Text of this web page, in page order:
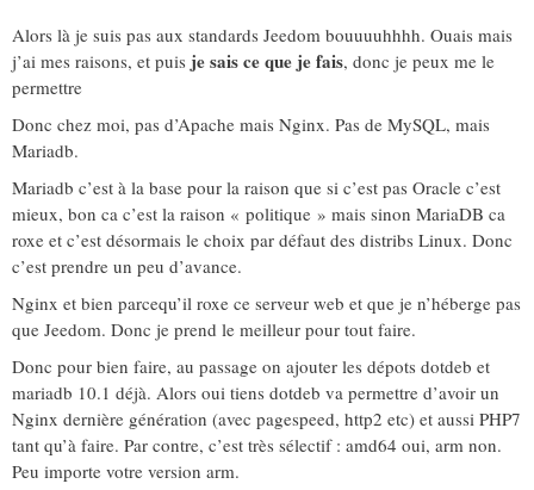
Alors là je suis pas aux standards Jeedom bouuuuhhhh. Ouais mais
j’ai mes raisons, et puis je sais ce que je fais, donc je peux me le
permettre
Donc chez moi, pas d’Apache mais Nginx. Pas de MySQL, mais
Mariadb.
Mariadb c’est à la base pour la raison que si c’est pas Oracle c’est
mieux, bon ca c’est la raison « politique » mais sinon MariaDB ca
roxe et c’est désormais le choix par défaut des distribs Linux. Donc
c’est prendre un peu d’avance.
Nginx et bien parcequ’il roxe ce serveur web et que je n’héberge pas
que Jeedom. Donc je prend le meilleur pour tout faire.
Donc pour bien faire, au passage on ajouter les dépots dotdeb et
mariadb 10.1 déjà. Alors oui tiens dotdeb va permettre d’avoir un
Nginx dernière génération (avec pagespeed, http2 etc) et aussi PHP7
tant qu’à faire. Par contre, c’est très sélectif : amd64 oui, arm non.
Peu importe votre version arm.